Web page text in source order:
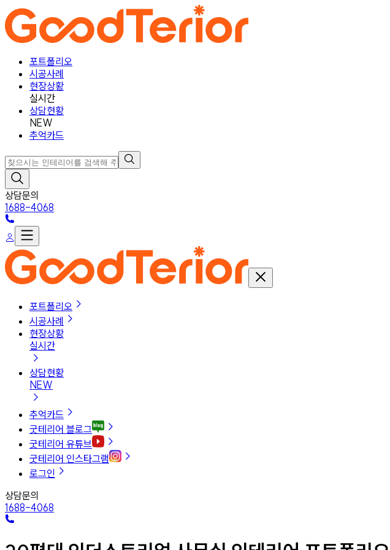
포트폴리오
시공사례
현장상황
실시간
상담현황
NEW
추억카드
상담문의
1688-4068
포트폴리오
시공사례
현장상황
실시간
상담현황
NEW
추억카드
굿테리어 블로그
굿테리어 유튜브
굿테리어 인스타그램
로그인
상담문의
1688-4068